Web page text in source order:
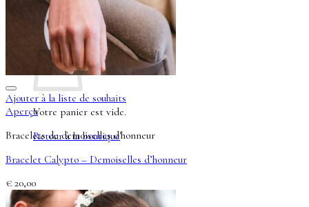
Panier
Votre panier est vide.
Retour à la boutique
Ajouter à la liste de souhaits
Aperçu
Bracelets de demoiselles d'honneur
Bracelet Calypto – Demoiselles d’honneur
€ 20,00